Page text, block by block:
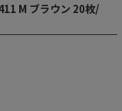
M ブラウン 20枚/